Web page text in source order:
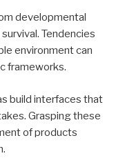
developmental
Tendencies
environment can
frameworks.
build interfaces that
Grasping these
of products